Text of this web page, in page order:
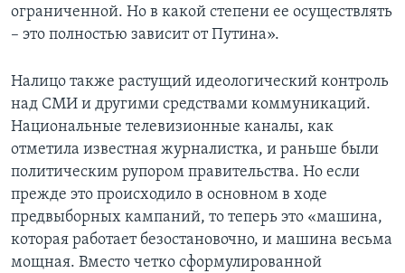
ограниченной. Но в какой степени ее осуществлять
– это полностью зависит от Путина».
Налицо также растущий идеологический контроль
над СМИ и другими средствами коммуникаций.
Национальные телевизионные каналы, как
отметила известная журналистка, и раньше были
политическим рупором правительства. Но если
прежде это происходило в основном в ходе
предвыборных кампаний, то теперь это «машина,
которая работает безостановочно, и машина весьма
мощная. Вместо четко сформулированной